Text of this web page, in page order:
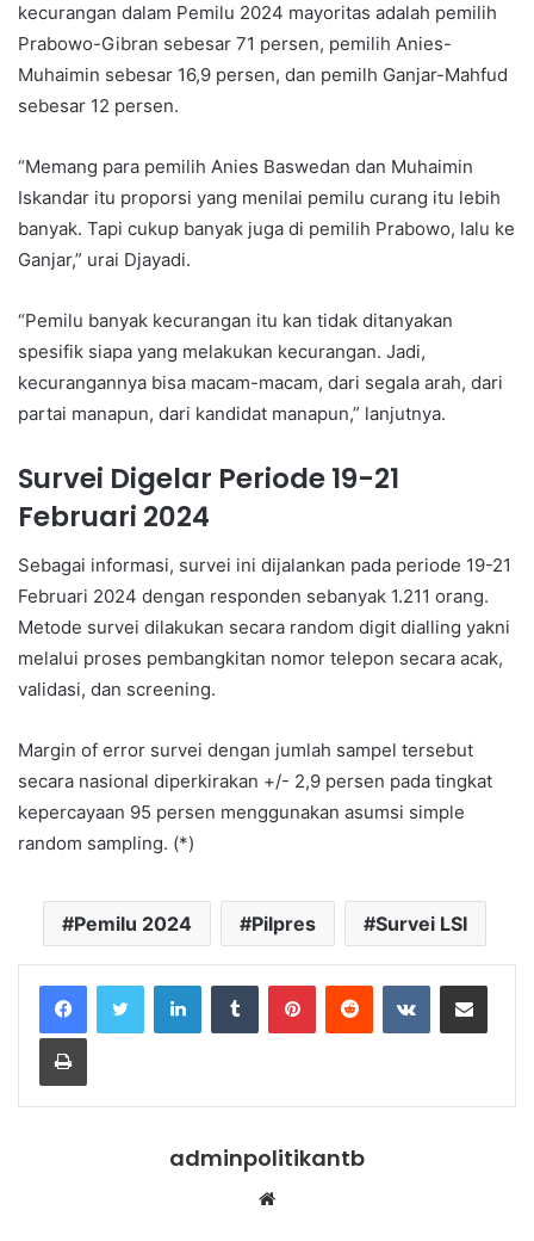
kecurangan dalam Pemilu 2024 mayoritas adalah pemilih
Prabowo-Gibran sebesar 71 persen, pemilih Anies-
Muhaimin sebesar 16,9 persen, dan pemilh Ganjar-Mahfud
sebesar 12 persen.
“Memang para pemilih Anies Baswedan dan Muhaimin
Iskandar itu proporsi yang menilai pemilu curang itu lebih
banyak. Tapi cukup banyak juga di pemilih Prabowo, lalu ke
Ganjar,” urai Djayadi.
“Pemilu banyak kecurangan itu kan tidak ditanyakan
spesifik siapa yang melakukan kecurangan. Jadi,
kecurangannya bisa macam-macam, dari segala arah, dari
partai manapun, dari kandidat manapun,” lanjutnya.
Survei Digelar Periode 19-21
Februari 2024
Sebagai informasi, survei ini dijalankan pada periode 19-21
Februari 2024 dengan responden sebanyak 1.211 orang.
Metode survei dilakukan secara random digit dialling yakni
melalui proses pembangkitan nomor telepon secara acak,
validasi, dan screening.
Margin of error survei dengan jumlah sampel tersebut
secara nasional diperkirakan +/- 2,9 persen pada tingkat
kepercayaan 95 persen menggunakan asumsi simple
random sampling. (*)
Pemilu 2024 Pilpres Survei LSI
LinkedInTumblr PinterestReddit VKontakteShare via Email
Print
adminpolitikantb
Website